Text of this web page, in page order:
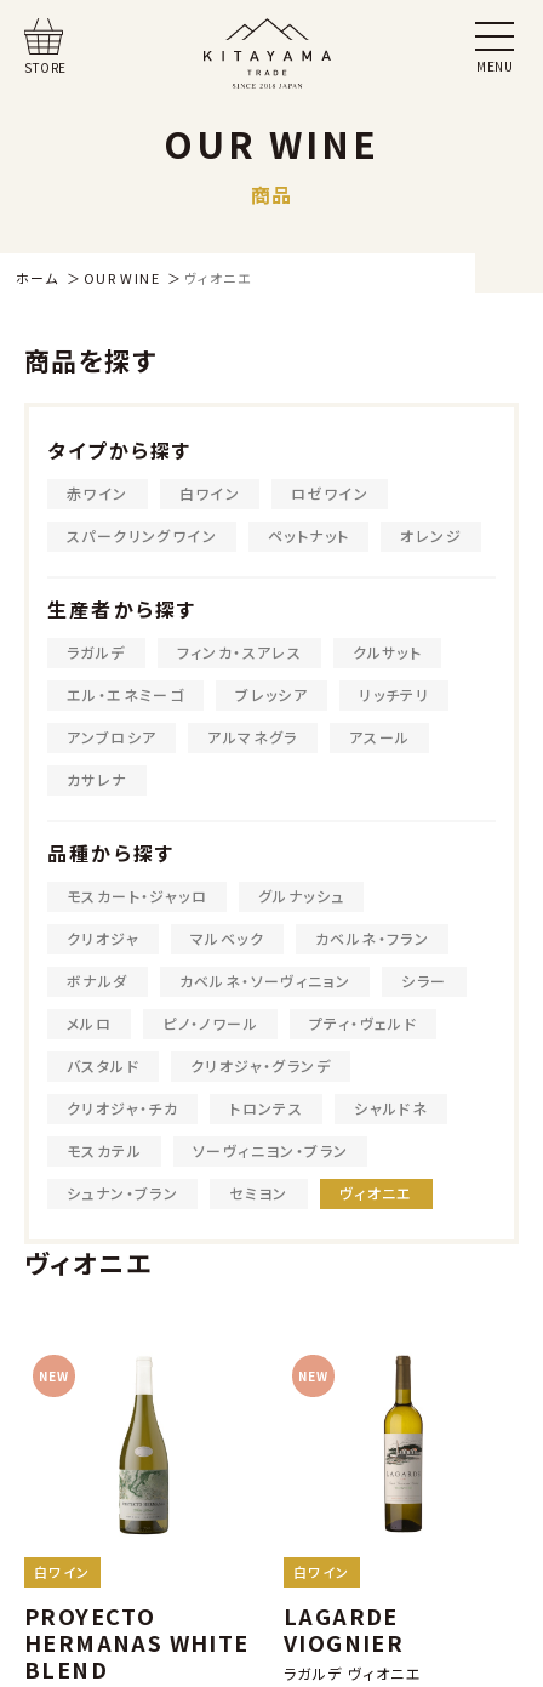
STORE MENU
OUR WINE
商品
ホーム OUR WINE ヴィオニエ
商品を探す
タイプから探す
赤ワイン 白ワイン ロゼワイン
スパークリングワイン ペットナット オレンジ
生産者から探す
ラガルデ フィンカ・スアレス クルサット
エル・エネミーゴ ブレッシア リッチテリ
アンブロシア アルマネグラ アスール
カサレナ
品種から探す
モスカート・ジャッロ グルナッシュ
クリオジャ マルベック カベルネ・フラン
ボナルダ カベルネ・ソーヴィニョン シラー
メルロ ピノ・ノワール プティ・ヴェルド
バスタルド クリオジャ・グランデ
クリオジャ・チカ トロンテス シャルドネ
モスカテル ソーヴィニヨン・ブラン
シュナン・ブラン セミヨン ヴィオニエ
ヴィオニエ
NEW
白ワイン
PROYECTO
HERMANAS WHITE
BLEND
NEW
白ワイン
LAGARDE
VIOGNIER
ラガルデ ヴィオニエ